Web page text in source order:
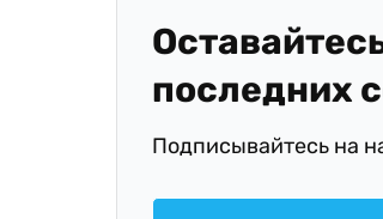
последних
Подписывайтесь на